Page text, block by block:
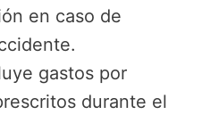
en caso de
gastos por
durante el